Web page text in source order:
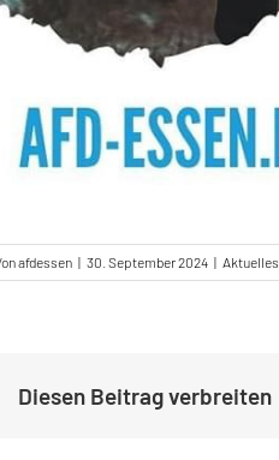
afdessen | 30. September 2024 | Aktuelles
Diesen Beitrag verbreiten